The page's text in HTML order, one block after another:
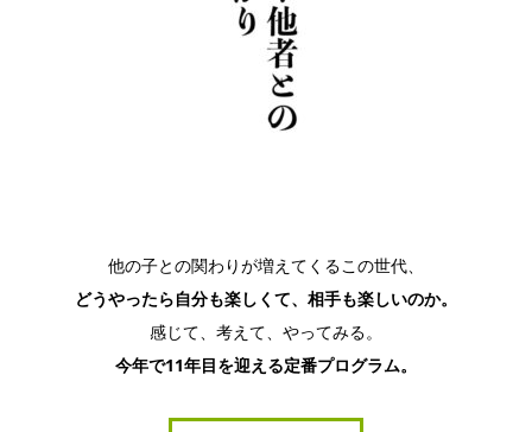
他の子との関わりが増えてくるこの世代、
どうやったら自分も楽しくて、相手も楽しいのか。
感じて、考えて、やってみる。
今年で11年目を迎える定番プログラム。